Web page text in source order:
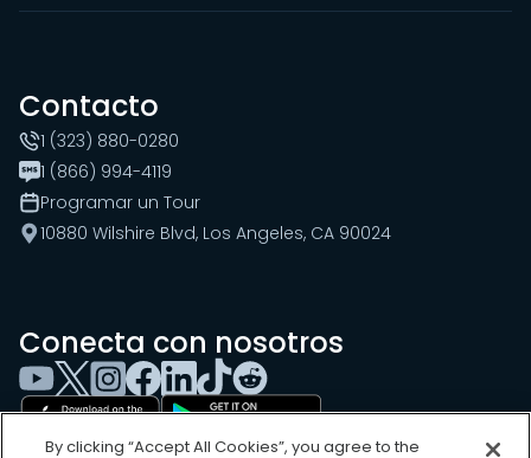
Contacto
1 (323) 880-0280
1 (866) 994-4119
Programar un Tour
10880 Wilshire Blvd, Los Angeles, CA 90024
Conecta con nosotros
By clicking “Accept All Cookies”, you agree to the